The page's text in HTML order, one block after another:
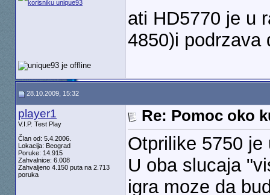
ati HD5770 je u
4850)i podrzava
28.10.2009, 15:32
player1
V.I.P. Test Play
Član od: 5.4.2006.
Lokacija: Beograd
Poruke: 14.915
Zahvalnice: 6.008
Zahvaljeno 4.150 puta na 2.713
poruka
Re: Pomoc oko
Otprilike 5750 je
U oba slucaja
igra moze da